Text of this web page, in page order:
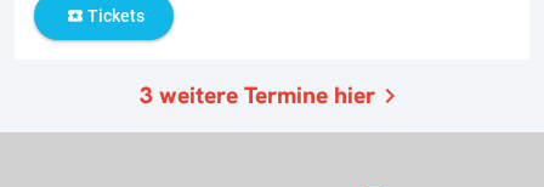
local_activity Tickets
3 weitere Termine hier navigate_next